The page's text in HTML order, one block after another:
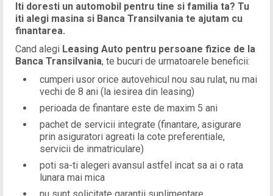
Iti doresti un automobil pentru tine si familia ta? Tu
iti alegi masina si Banca Transilvania te ajutam cu
finantarea.
Cand alegi Leasing Auto pentru persoane fizice de la
Banca Transilvania, te bucuri de urmatoarele beneficii:
cumperi usor orice autovehicul nou sau rulat, nu mai
vechi de 8 ani (la iesirea din leasing)
perioada de finantare este de maxim 5 ani
pachet de servicii integrate (finantare, asigurare
prin asiguratori agreati la cote preferentiale,
servicii de inmatriculare)
poti sa-ti alegeri avansul astfel incat sa ai o rata
lunara mai mica